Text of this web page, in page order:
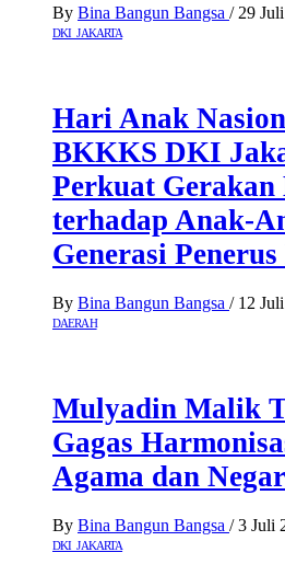
By Bina Bangun Bangsa / 29
DKI JAKARTA
Hari Anak
BKKKS DKI
Perkuat Gerakan
terhadap Anak-
Generasi Penerus
By Bina Bangun Bangsa / 12
DAERAH
Mulyadin Malik
Gagas
Agama dan
By Bina Bangun Bangsa / 3 Juli
DKI JAKARTA